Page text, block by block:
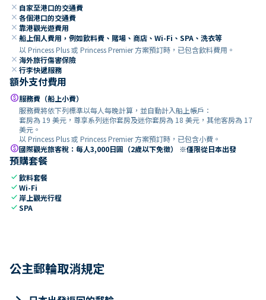
close 自家至港口的交通費
close 各個港口的交通費
close 靠港觀光遊費用
close 船上個人費用，例如飲料費、賭場、商店、Wi-Fi、SPA、洗衣等
以 Princess Plus 或 Princess Premier 方案預訂時，已包含飲料費用。
close 海外旅行傷害保險
close 行李快遞服務
額外支付費用
paid服務費（船上小費）
服務費將依下列標準以每人每晚計算，並自動計入船上帳戶：
套房為 19 美元，尊享系列迷你套房及迷你套房為 18 美元，其他客房為 17
美元。
以 Princess Plus 或 Princess Premier 方案預訂時，已包含小費。
paid國際觀光旅客稅：每人3,000日圓（2歲以下免徵） ※僅限從日本出發
預購套餐
check飲料套餐
checkWi-Fi
check 岸上觀光行程
checkSPA
公主郵輪取消規定